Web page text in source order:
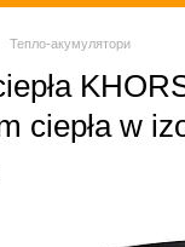
Тепло-акумулятори
ciepła w